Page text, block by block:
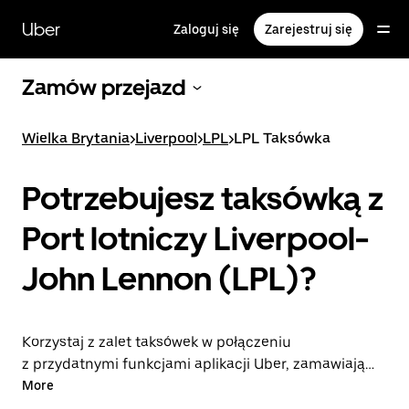
głównej
zawartości
Uber Zaloguj się Zarejestruj się
Zamów przejazd
Wielka Brytania>Liverpool>LPL>LPL Taksówka
Potrzebujesz taksówką z
Port lotniczy Liverpool-
John Lennon (LPL)?
Korzystaj z zalet taksówek w połączeniu
z przydatnymi funkcjami aplikacji Uber, zamawiając
przejazdy na lotnisko LPL lub w drugą stronę. Możesz
More